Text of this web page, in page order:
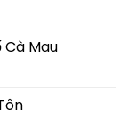
Mau